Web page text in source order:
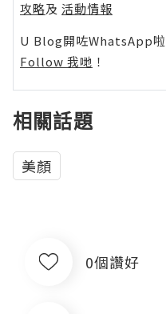
攻略及 活動情報
U Blog開咗WhatsApp啦
Follow 我哋 ！
相關話題
美顏
0個讚好